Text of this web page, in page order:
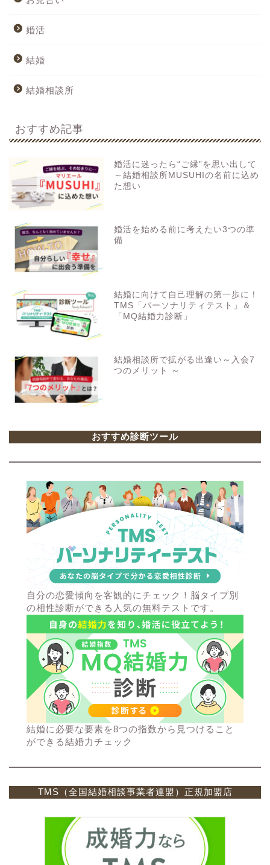
婚活
結婚
結婚相談所
おすすめ記事
婚活に迷ったら“ご縁”を思い出して
～結婚相談所MUSUHIの名前に込め
た想い
婚活を始める前に考えたい3つの準
備
結婚に向けて自己理解の第一歩に！
TMS「パーソナリティテスト」＆
「MQ結婚力診断」
結婚相談所で拡がる出逢い～入会7
つのメリット ～
おすすめ診断ツール
自分の恋愛傾向を客観的にチェック！脳タイプ別
の相性診断ができる人気の無料テストです。
結婚に必要な要素を8つの指数から見つけること
ができる結婚力チェック
TMS（全国結婚相談事業者連盟）正規加盟店